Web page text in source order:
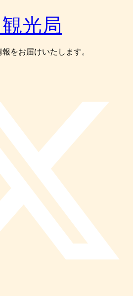
をお届けいたします。